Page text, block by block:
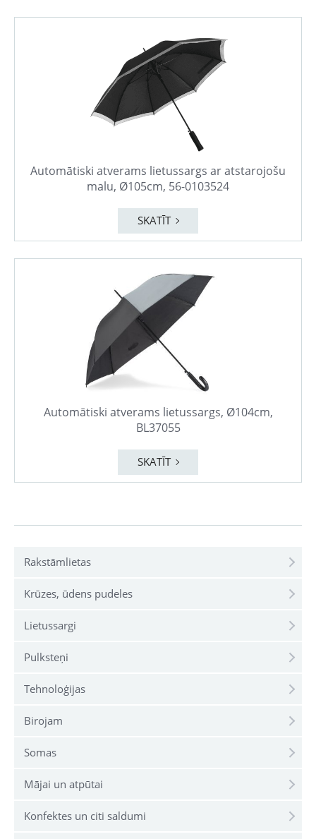
Rakstāmlietas
Krūzes, ūdens pudeles
Lietussargi
Pulksteņi
Tehnoloģijas
Birojam
Somas
Mājai un atpūtai
Konfektes un citi saldumi
Automātiski atverams lietussargs ar atstarojošu
malu, Ø105cm, 56-0103524
SKATĪT
Automātiski atverams lietussargs, Ø104cm,
BL37055
SKATĪT